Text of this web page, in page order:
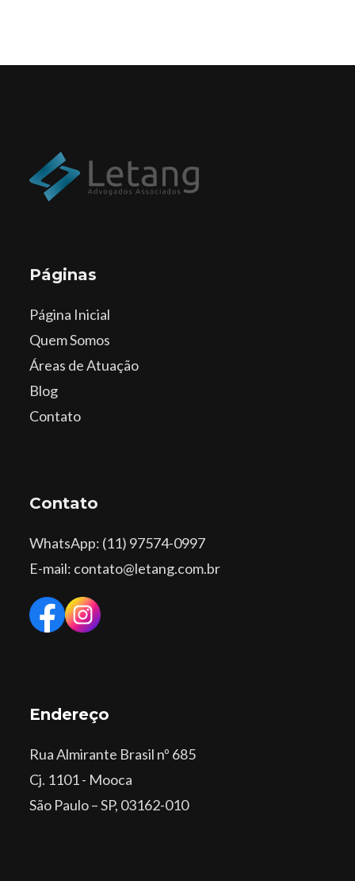
Páginas
Página Inicial
Quem Somos
Áreas de Atuação
Blog
Contato
Contato
WhatsApp: (11) 97574-0997
E-mail: contato@letang.com.br
Endereço
Rua Almirante Brasil nº 685
Cj. 1101 - Mooca
São Paulo – SP, 03162-010